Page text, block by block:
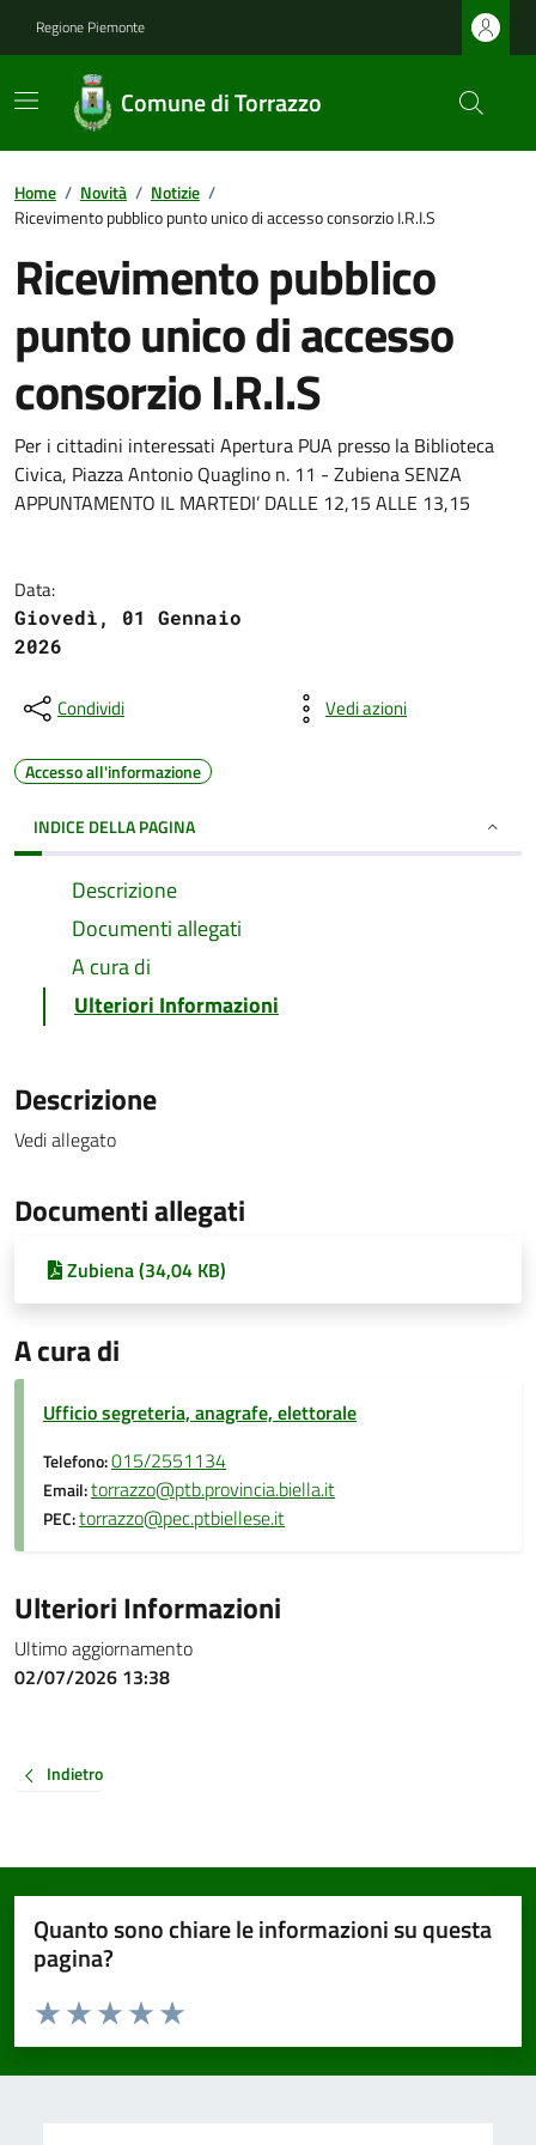
Regione Piemonte
Comune di Torrazzo
Home / Novità / Notizie /
Ricevimento pubblico punto unico di accesso consorzio I.R.I.S
Ricevimento pubblico
punto unico di accesso
consorzio I.R.I.S
Per i cittadini interessati Apertura PUA presso la Biblioteca
Civica, Piazza Antonio Quaglino n. 11 - Zubiena SENZA
APPUNTAMENTO IL MARTEDI’ DALLE 12,15 ALLE 13,15
Data:
Giovedì, 01 Gennaio
2026
Condividi Vedi azioni
Accesso all'informazione
INDICE DELLA PAGINA
Descrizione
Documenti allegati
A cura di
Ulteriori Informazioni
Descrizione
Vedi allegato
Documenti allegati
Zubiena (34,04 KB)
A cura di
Ufficio segreteria, anagrafe, elettorale
Telefono:015/2551134
Email:torrazzo@ptb.provincia.biella.it
PEC:torrazzo@pec.ptbiellese.it
Ulteriori Informazioni
Ultimo aggiornamento
02/07/2026 13:38
Indietro
Quanto sono chiare le informazioni su questa
pagina?
Valuta da 1 a 5 stelle la pagina
Valuta 5 stelle su 5
Valuta 4 stelle su 5
Valuta 3 stelle su 5
Valuta 2 stelle su 5
Valuta 1 stelle su 5